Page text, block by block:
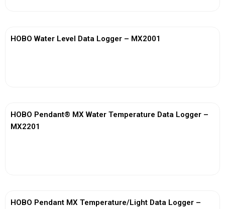
HOBO Water Level Data Logger – MX2001
HOBO Pendant® MX Water Temperature Data Logger –
MX2201
HOBO Pendant MX Temperature/Light Data Logger –